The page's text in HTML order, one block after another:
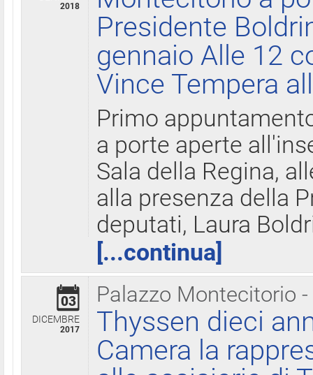
2018
Presidente
gennaio Alle 12
Vince Tempera
Primo
a porte aperte
Sala della Regina,
alla presenza della
deputati, Laura
[...continua]
Palazzo Montecitorio
03
DICEMBRE
2017
Thyssen dieci
Camera la